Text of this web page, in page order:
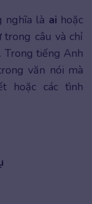
nghĩa là ai hoặc
trong câu và chỉ
tiếng Anh
văn nói mà
hoặc các tình